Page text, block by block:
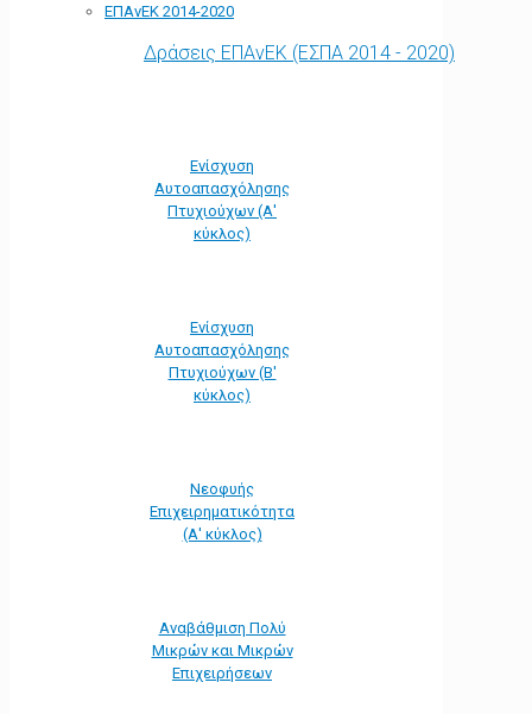
ΕΠΑνΕΚ 2014-2020
Δράσεις ΕΠΑνΕΚ (ΕΣΠΑ 2014 - 2020)
Ενίσχυση
Αυτοαπασχόλησης
Πτυχιούχων (Α'
κύκλος)
Ενίσχυση
Αυτοαπασχόλησης
Πτυχιούχων (Β'
κύκλος)
Νεοφυής
Επιχειρηματικότητα
(Α' κύκλος)
Αναβάθμιση Πολύ
Μικρών και Μικρών
Επιχειρήσεων